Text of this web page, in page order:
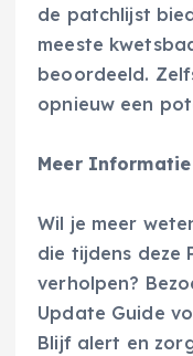
de patchlijst
meeste
beoordeeld.
opnieuw een
Meer Informatie
Wil je meer
die tijdens deze
verholpen?
Update Guide
Blijf alert en